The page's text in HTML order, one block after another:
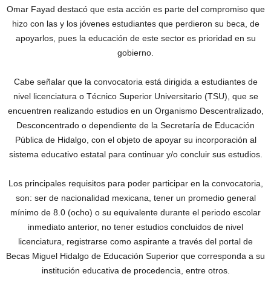
Omar Fayad destacó que esta acción es parte del compromiso que
hizo con las y los jóvenes estudiantes que perdieron su beca, de
apoyarlos, pues la educación de este sector es prioridad en su
gobierno.
Cabe señalar que la convocatoria está dirigida a estudiantes de
nivel licenciatura o Técnico Superior Universitario (TSU), que se
encuentren realizando estudios en un Organismo Descentralizado,
Desconcentrado o dependiente de la Secretaría de Educación
Pública de Hidalgo, con el objeto de apoyar su incorporación al
sistema educativo estatal para continuar y/o concluir sus estudios.
Los principales requisitos para poder participar en la convocatoria,
son: ser de nacionalidad mexicana, tener un promedio general
mínimo de 8.0 (ocho) o su equivalente durante el periodo escolar
inmediato anterior, no tener estudios concluidos de nivel
licenciatura, registrarse como aspirante a través del portal de
Becas Miguel Hidalgo de Educación Superior que corresponda a su
institución educativa de procedencia, entre otros.